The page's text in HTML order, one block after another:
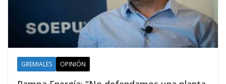
GREMIALES OPINIÓN